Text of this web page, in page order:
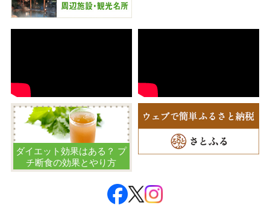
ダイエット効果はある？ プ
チ断食の効果とやり方